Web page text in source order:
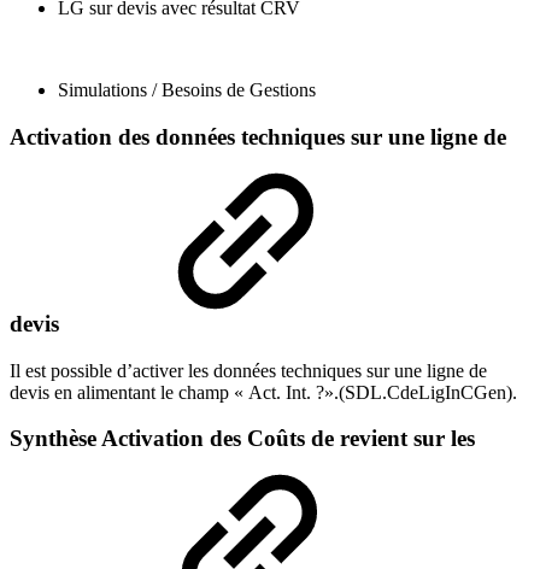
LG sur devis avec résultat CRV
Simulations / Besoins de Gestions
Activation des données techniques sur une ligne de
devis
Il est possible d’activer les données techniques sur une ligne de
devis en alimentant le champ « Act. Int. ?».(SDL.CdeLigInCGen).
Synthèse Activation des Coûts de revient sur les